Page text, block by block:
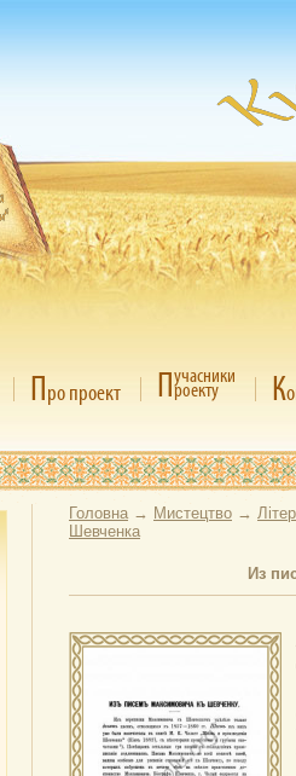
Про проект Пучасники
роекту К
Головна → Мистецтво →
Шевченка
Из